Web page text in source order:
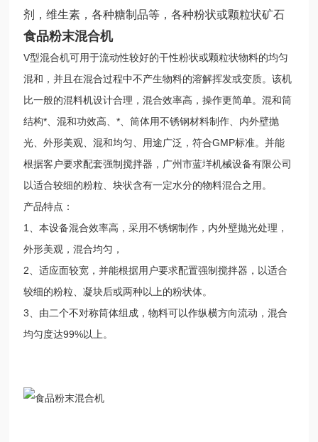
剂，维生素，各种糖制品等，各种粉状或颗粒状矿石
食品粉末混合机
V型混合机可用于流动性较好的干性粉状或颗粒状物料的均匀
混和，并且在混合过程中不产生物料的溶解挥发或变质。该机
比一般的混料机设计合理，混合效率高，操作更简单。混和筒
结构*、混和功效高、*、筒体用不锈钢材料制作、内外壁抛
光、外形美观、混和均匀、用途广泛，符合GMP标准。并能
根据客户要求配套强制搅拌器，广州市蓝垟机械设备有限公司
以适合较细的粉粒、块状含有一定水分的物料混合之用。
产品特点：
1、本设备混合效率高，采用不锈钢制作，内外壁抛光处理，
外形美观，混合均匀，
2、适应面较宽，并能根据用户要求配置强制搅拌器，以适合
较细的粉粒、凝块后或两种以上的粉状体。
3、由二个不对称筒体组成，物料可以作纵横方向流动，混合
均匀度达99%以上。